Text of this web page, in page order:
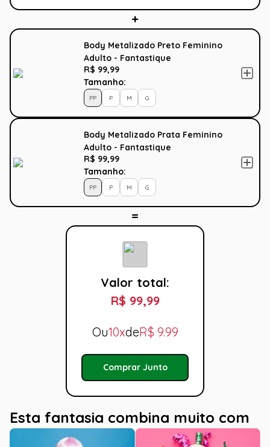
Body Metalizado Preto Feminino
Adulto - Fantastique
R$ 99,99
Tamanho:
PP P M G
Body Metalizado Prata Feminino
Adulto - Fantastique
R$ 99,99
Tamanho:
PP P M G
Valor total:
R$ 99,99
Ou10xdeR$ 9.99
Comprar Junto
Esta fantasia combina muito com